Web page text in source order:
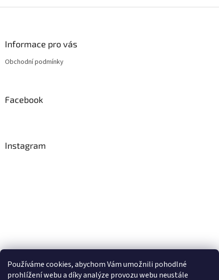
Používáme cookies, abychom Vám umožnili pohodlné
prohlížení webu a díky analýze provozu webu neustále
Informace pro vás
Obchodní podmínky
Facebook
Instagram
Sledovat na Instagramu